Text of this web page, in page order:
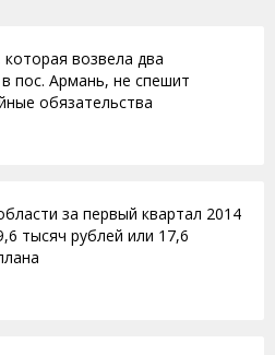
возвела два
пос. Армань, не спешит
обязательства
за первый квартал 2014
тысяч рублей или 17,6